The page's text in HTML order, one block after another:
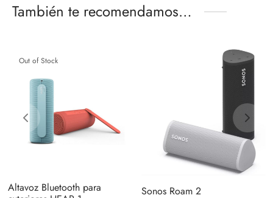
También te recomendamos…
Out of Stock
Altavoz Bluetooth para
Sonos Roam 2